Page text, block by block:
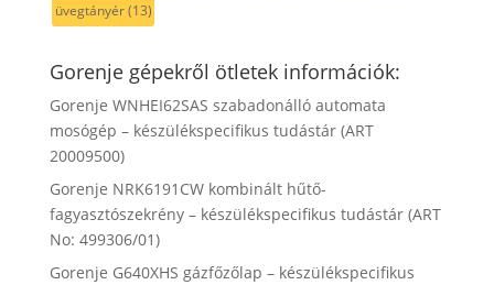
üvegtányér(13)
Gorenje gépekről ötletek információk:
Gorenje WNHEI62SAS szabadonálló automata
mosógép – készülékspecifikus tudástár (ART
20009500)
Gorenje NRK6191CW kombinált hűtő-
fagyasztószekrény – készülékspecifikus tudástár (ART
No: 499306/01)
Gorenje G640XHS gázfőzőlap – készülékspecifikus